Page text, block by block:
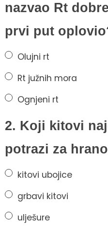
nazvao Rt
prvi put
Olujni rt
Rt južnih mora
Ognjeni rt
2. Koji kitovi
potrazi za
kitovi ubojice
grbavi kitovi
ulješure